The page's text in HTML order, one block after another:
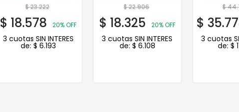
$23.222
$ 18.578 20% OFF
3 cuotas SIN INTERES
de: $ 6.193
$22.906
$ 18.325 20% OFF
3 cuotas SIN INTERES
de: $ 6.108
$
$
3 cuotas
de: $